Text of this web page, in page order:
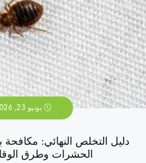
يونيو 23, 2026
دليل التخلص النهائي: مكافحة
الحشرات وطرق